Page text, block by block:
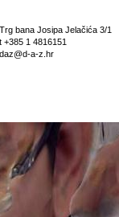
Trg bana Josipa Jelačića 3/1
t +385 1 4816151
daz@d-a-z.hr